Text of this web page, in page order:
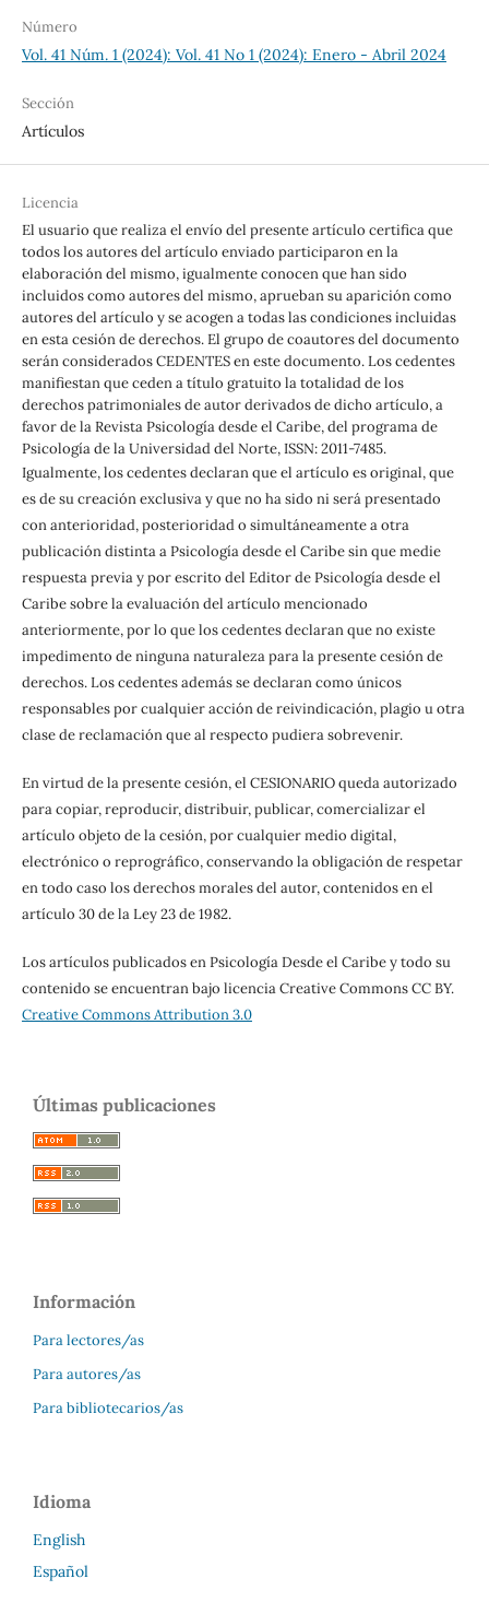
Número
Vol. 41 Núm. 1 (2024): Vol. 41 No 1 (2024): Enero - Abril 2024
Sección
Artículos
Licencia
El usuario que realiza el envío del presente artículo certifica que
todos los autores del artículo enviado participaron en la
elaboración del mismo, igualmente conocen que han sido
incluidos como autores del mismo, aprueban su aparición como
autores del artículo y se acogen a todas las condiciones incluidas
en esta cesión de derechos. El grupo de coautores del documento
serán considerados CEDENTES en este documento. Los cedentes
manifiestan que ceden a título gratuito la totalidad de los
derechos patrimoniales de autor derivados de dicho artículo, a
favor de la Revista Psicología desde el Caribe, del programa de
Psicología de la Universidad del Norte, ISSN: 2011-7485.
Igualmente, los cedentes declaran que el artículo es original, que
es de su creación exclusiva y que no ha sido ni será presentado
con anterioridad, posterioridad o simultáneamente a otra
publicación distinta a Psicología desde el Caribe sin que medie
respuesta previa y por escrito del Editor de Psicología desde el
Caribe sobre la evaluación del artículo mencionado
anteriormente, por lo que los cedentes declaran que no existe
impedimento de ninguna naturaleza para la presente cesión de
derechos. Los cedentes además se declaran como únicos
responsables por cualquier acción de reivindicación, plagio u otra
clase de reclamación que al respecto pudiera sobrevenir.
En virtud de la presente cesión, el CESIONARIO queda autorizado
para copiar, reproducir, distribuir, publicar, comercializar el
artículo objeto de la cesión, por cualquier medio digital,
electrónico o reprográfico, conservando la obligación de respetar
en todo caso los derechos morales del autor, contenidos en el
artículo 30 de la Ley 23 de 1982.
Los artículos publicados en Psicología Desde el Caribe y todo su
contenido se encuentran bajo licencia Creative Commons CC BY.
Creative Commons Attribution 3.0
Últimas publicaciones
Información
Para lectores/as
Para autores/as
Para bibliotecarios/as
Idioma
English
Español